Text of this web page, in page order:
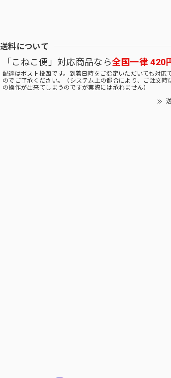
送料について
「こねこ便」対応商品なら全国一律 420
配達はポスト投函です。到着日時をご指定いただいても対応
のでご了承ください。（システム上の都合により、ご注文時
の操作が出来てしまうのですが実際には承れません）